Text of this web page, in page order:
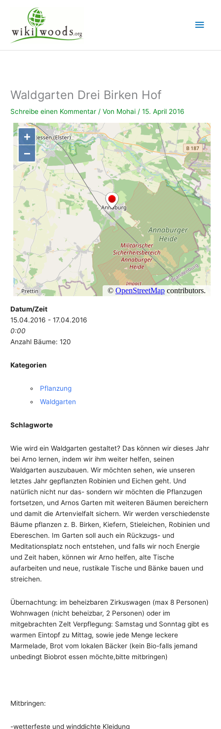
springen
Waldgarten Drei Birken Hof
Schreibe einen Kommentar / Von Mohai /15. April 2016
Datum/Zeit
15.04.2016 - 17.04.2016
0:00
Anzahl Bäume: 120
Kategorien
Pflanzung
Waldgarten
Schlagworte
Wie wird ein Waldgarten gestaltet? Das können wir dieses Jahr
bei Arno lernen, indem wir ihm weiter helfen, seinen
Waldgarten auszubauen. Wir möchten sehen, wie unseren
letztes Jahr gepflanzten Robinien und Eichen geht. Und
natürlich nicht nur das- sondern wir möchten die Pflanzugen
fortsetzen, und Arnos Garten mit weiteren Bäumen bereichern
und damit die Artenvielfalt sichern. Wir werden verschiedenste
Bäume pflanzen z. B. Birken, Kiefern, Stieleichen, Robinien und
Ebereschen. Im Garten soll auch ein Rückzugs- und
Meditationsplatz noch entstehen, und falls wir noch Energie
und Zeit haben, können wir Arno helfen, alte Tische
aufarbeiten und neue, rustikale Tische und Bänke bauen und
streichen.
Übernachtung: im beheizbaren Zirkuswagen (max 8 Personen)
Wohnwagen (nicht beheizbar, 2 Personen) oder im
mitgebrachten Zelt Verpflegung: Samstag und Sonntag gibt es
warmen Eintopf zu Mittag, sowie jede Menge leckere
Marmelade, Brot vom lokalen Bäcker (kein Bio-falls jemand
unbedingt Biobrot essen möchte,bitte mitbringen)
Mitbringen:
-wetterfeste und winddichte Kleidung